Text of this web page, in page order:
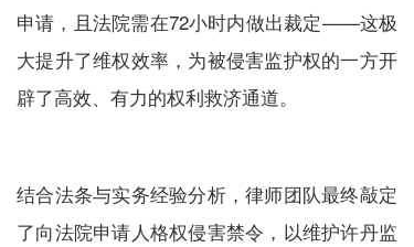
申请，且法院需在72小时内做出裁定——这极
大提升了维权效率，为被侵害监护权的一方开
辟了高效、有力的权利救济通道。
结合法条与实务经验分析，律师团队最终敲定
了向法院申请人格权侵害禁令，以维护许丹监